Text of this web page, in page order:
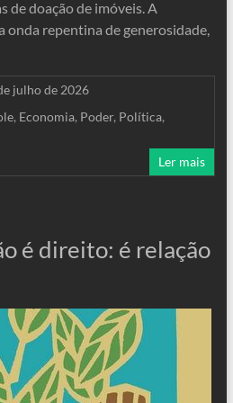
de doação de imóveis. A
onda repentina de generosidade,
julho de 2026
, Economia, Poder, Política,
Ler mais
é direito: é relação